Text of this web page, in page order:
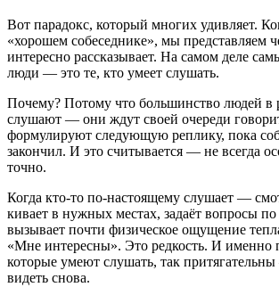
Вот парадокс, который многих удивляет.
«хорошем собеседнике», мы представляем
интересно рассказывает. На самом деле
люди — это те, кто умеет слушать.
Почему? Потому что большинство людей в
слушают — они ждут своей очереди
формулируют следующую реплику, пока
закончил. И это считывается — не всегда
точно.
Когда кто-то по-настоящему слушает —
кивает в нужных местах, задаёт вопросы
вызывает почти физическое ощущение
«Мне интересны». Это редкость. И именно
которые умеют слушать, так
видеть снова.